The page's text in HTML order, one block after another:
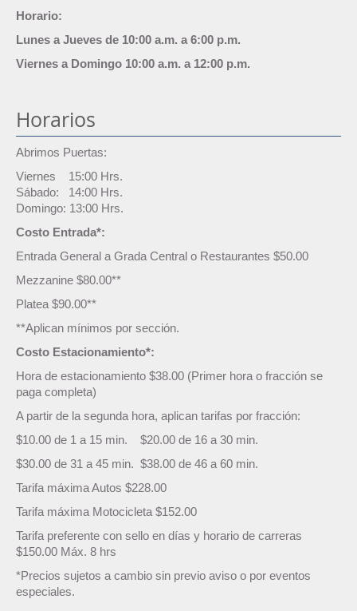
Horario:
Lunes a Jueves de 10:00 a.m. a 6:00 p.m.
Viernes a Domingo 10:00 a.m. a 12:00 p.m.
Horarios
Abrimos Puertas:
Viernes 15:00 Hrs.
Sábado: 14:00 Hrs.
Domingo: 13:00 Hrs.
Costo Entrada*:
Entrada General a Grada Central o Restaurantes $50.00
Mezzanine $80.00**
Platea $90.00**
**Aplican mínimos por sección.
Costo Estacionamiento*:
Hora de estacionamiento $38.00 (Primer hora o fracción se
paga completa)
A partir de la segunda hora, aplican tarifas por fracción:
$10.00 de 1 a 15 min. $20.00 de 16 a 30 min.
$30.00 de 31 a 45 min. $38.00 de 46 a 60 min.
Tarifa máxima Autos $228.00
Tarifa máxima Motocicleta $152.00
Tarifa preferente con sello en días y horario de carreras
$150.00 Máx. 8 hrs
*Precios sujetos a cambio sin previo aviso o por eventos
especiales.